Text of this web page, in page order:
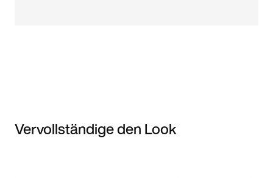
Vervollständige den Look